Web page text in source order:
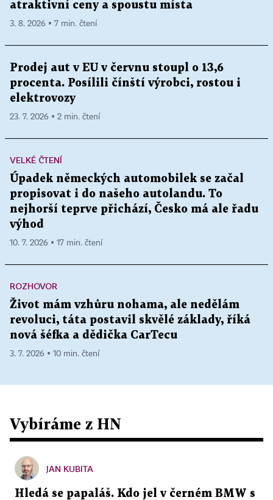
atraktivní ceny a spoustu místa
3. 8. 2026 ▪ 7 min. čtení
Prodej aut v EU v červnu stoupl o 13,6
procenta. Posílili čínští výrobci, rostou i
elektrovozy
23. 7. 2026 ▪ 2 min. čtení
VELKÉ ČTENÍ
Úpadek německých automobilek se začal
propisovat i do našeho autolandu. To
nejhorší teprve přichází, Česko má ale řadu
výhod
10. 7. 2026 ▪ 17 min. čtení
ROZHOVOR
Život mám vzhůru nohama, ale nedělám
revoluci, táta postavil skvělé základy, říká
nová šéfka a dědička CarTecu
3. 7. 2026 ▪ 10 min. čtení
Vybíráme z HN
JAN KUBITA
Hledá se papaláš. Kdo jel v černém BMW s